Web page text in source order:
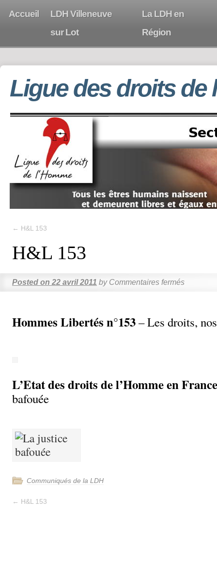
Accueil
LDH Villeneuve
sur Lot
La LDH en
Région
Ligue des droits de
← H&L 153
H&L 153
Posted on 22 avril 2011 by Commentaires fermés
Hommes Libertés n°153– Les droits,
L’Etat des droits de l’Homme en France
bafouée
Communiqués de la LDH
← H&L 153